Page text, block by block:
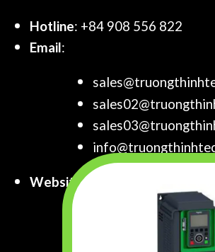
Hotline: +84 908 556 822
Email:
Website: